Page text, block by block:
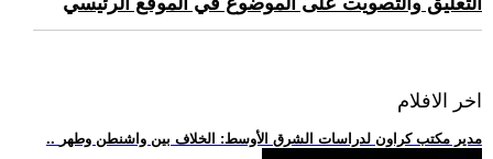
اخر الافلام
.. مدير مكتب كراون لدراسات الشرق الأوسط: الخلاف بين واشنطن وطهر